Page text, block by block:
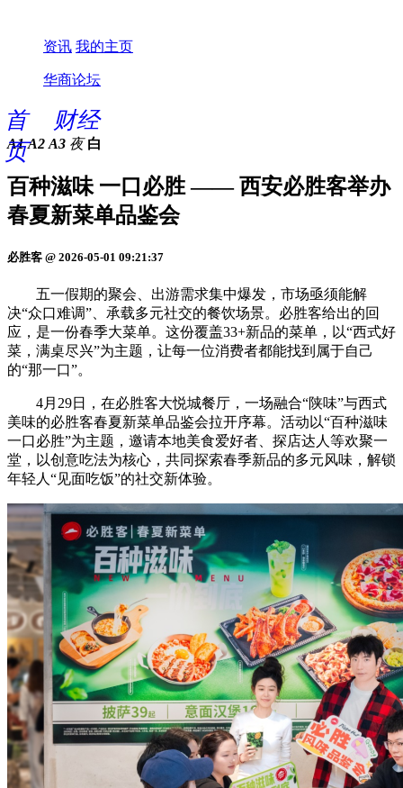
资讯 我的主页
华商论坛
首
页
财经
A1 A2 A3 夜 白
百种滋味 一口必胜 —— 西安必胜客举办
春夏新菜单品鉴会
必胜客 @ 2026-05-01 09:21:37
五一假期的聚会、出游需求集中爆发，市场亟须能解
决“众口难调”、承载多元社交的餐饮场景。必胜客给出的回
应，是一份春季大菜单。这份覆盖33+新品的菜单，以“西式好
菜，满桌尽兴”为主题，让每一位消费者都能找到属于自己
的“那一口”。
4月29日，在必胜客大悦城餐厅，一场融合“陕味”与西式
美味的必胜客春夏新菜单品鉴会拉开序幕。活动以“百种滋味
一口必胜”为主题，邀请本地美食爱好者、探店达人等欢聚一
堂，以创意吃法为核心，共同探索春季新品的多元风味，解锁
年轻人“见面吃饭”的社交新体验。